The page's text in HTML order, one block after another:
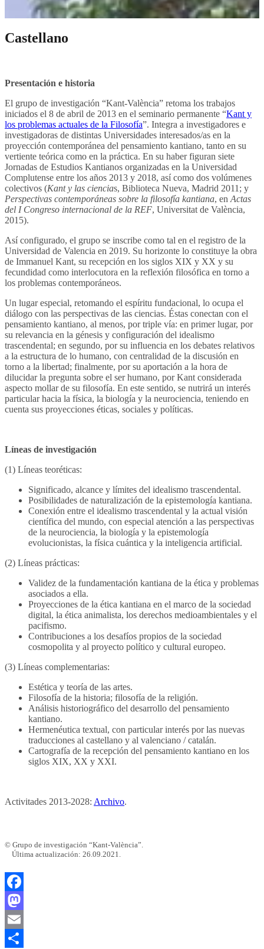
Castellano
Presentación e historia
El grupo de investigación “Kant-València” retoma los trabajos
iniciados el 8 de abril de 2013 en el seminario permanente “Kant y
los problemas actuales de la Filosofía”. Integra a investigadores e
investigadoras de distintas Universidades interesados/as en la
proyección contemporánea del pensamiento kantiano, tanto en su
vertiente teórica como en la práctica. En su haber figuran siete
Jornadas de Estudios Kantianos organizadas en la Universidad
Complutense entre los años 2013 y 2018, así como dos volúmenes
colectivos (Kant y las ciencias, Biblioteca Nueva, Madrid 2011; y
Perspectivas contemporáneas sobre la filosofía kantiana, en Actas
del I Congreso internacional de la REF, Universitat de València,
2015).
Así configurado, el grupo se inscribe como tal en el registro de la
Universidad de Valencia en 2019. Su horizonte lo constituye la obra
de Immanuel Kant, su recepción en los siglos XIX y XX y su
fecundidad como interlocutora en la reflexión filosófica en torno a
los problemas contemporáneos.
Un lugar especial, retomando el espíritu fundacional, lo ocupa el
diálogo con las perspectivas de las ciencias. Éstas conectan con el
pensamiento kantiano, al menos, por triple vía: en primer lugar, por
su relevancia en la génesis y configuración del idealismo
trascendental; en segundo, por su influencia en los debates relativos
a la estructura de lo humano, con centralidad de la discusión en
torno a la libertad; finalmente, por su aportación a la hora de
dilucidar la pregunta sobre el ser humano, por Kant considerada
aspecto mollar de su filosofía. En este sentido, se nutrirá un interés
particular hacia la física, la biología y la neurociencia, teniendo en
cuenta sus proyecciones éticas, sociales y políticas.
Líneas de investigación
(1) Líneas teoréticas:
Significado, alcance y límites del idealismo trascendental.
Posibilidades de naturalización de la epistemología kantiana.
Conexión entre el idealismo trascendental y la actual visión
científica del mundo, con especial atención a las perspectivas
de la neurociencia, la biología y la epistemología
evolucionistas, la física cuántica y la inteligencia artificial.
(2) Líneas prácticas:
Validez de la fundamentación kantiana de la ética y problemas
asociados a ella.
Proyecciones de la ética kantiana en el marco de la sociedad
digital, la ética animalista, los derechos medioambientales y el
pacifismo.
Contribuciones a los desafíos propios de la sociedad
cosmopolita y al proyecto político y cultural europeo.
(3) Líneas complementarias:
Estética y teoría de las artes.
Filosofía de la historia; filosofía de la religión.
Análisis historiográfico del desarrollo del pensamiento
kantiano.
Hermenéutica textual, con particular interés por las nuevas
traducciones al castellano y al valenciano / catalán.
Cartografía de la recepción del pensamiento kantiano en los
siglos XIX, XX y XXI.
Activitades 2013-2028: Archivo.
© Grupo de investigación “Kant-València”.
Última actualización: 26.09.2021.
Facebook
Mastodon
Email